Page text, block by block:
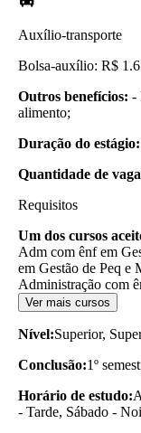
Auxílio-transporte
Bolsa-auxílio: R$
Outros benefícios: -
alimento;
Duração do estágio:
Quantidade de
Requisitos
Um dos cursos
Adm com ênf em
em Gestão de Peq e
Administração com
Ver mais cursos
Nível:Superior,
Conclusão:1º
Horário de estudo:
- Tarde, Sábado -